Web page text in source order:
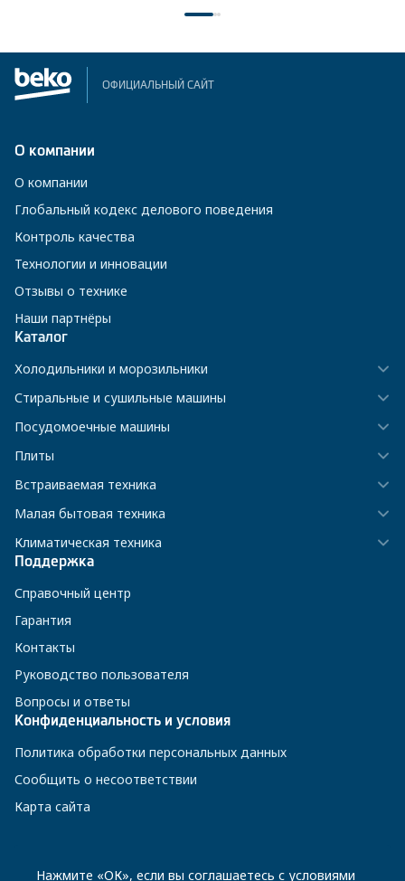
ОФИЦИАЛЬНЫЙ САЙТ
О компании
О компании
Глобальный кодекс делового поведения
Контроль качества
Технологии и инновации
Отзывы о технике
Наши партнёры
Каталог
Холодильники и морозильники
Стиральные и сушильные машины
Посудомоечные машины
Плиты
Встраиваемая техника
Малая бытовая техника
Климатическая техника
Поддержка
Справочный центр
Гарантия
Контакты
Руководство пользователя
Вопросы и ответы
Конфиденциальность и условия
Политика обработки персональных данных
Сообщить о несоответствии
Карта сайта
8 800 200-23-56
Нажмите «ОК», если вы соглашаетесь с условиями